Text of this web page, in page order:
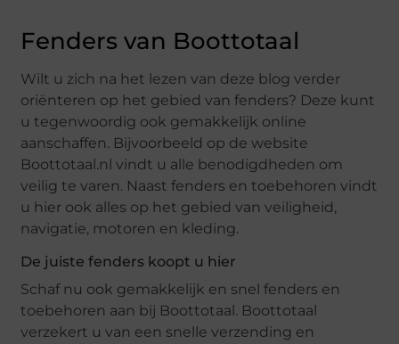
Fenders van Boottotaal
Wilt u zich na het lezen van deze blog verder
oriënteren op het gebied van fenders? Deze kunt
u tegenwoordig ook gemakkelijk online
aanschaffen. Bijvoorbeeld op de website
Boottotaal.nl vindt u alle benodigdheden om
veilig te varen. Naast fenders en toebehoren vindt
u hier ook alles op het gebied van veiligheid,
navigatie, motoren en kleding.
De juiste fenders koopt u hier
Schaf nu ook gemakkelijk en snel fenders en
toebehoren aan bij Boottotaal. Boottotaal
verzekert u van een snelle verzending en